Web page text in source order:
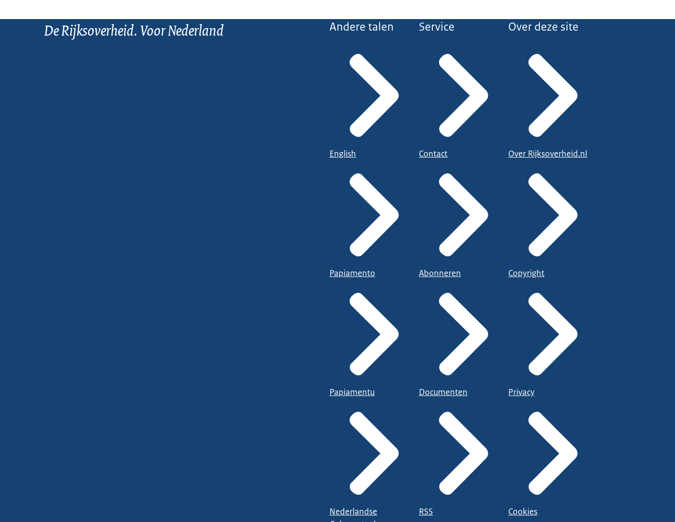
De Rijksoverheid. Voor Nederland Andere talen
English
Papiamento
Papiamentu
Nederlandse
Service
Contact
Abonneren
Documenten
RSS
Over deze site
Over Rijksoverheid.nl
Copyright
Privacy
Cookies